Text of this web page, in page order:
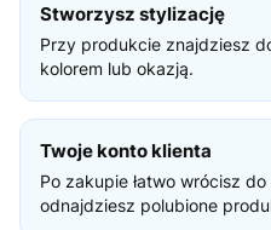
Stworzysz stylizację
Przy produkcie znajdziesz
kolorem lub okazją.
Twoje konto klienta
Po zakupie łatwo wrócisz
odnajdziesz polubione